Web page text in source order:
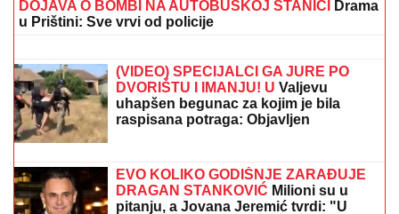
"UZNEMIREN SAM, BRAT MI JE
OKRUŽEN POŽARIMA"
u Deliblatskoj peščari: "SVI SU
EVAKUISANI", otkrio koje informacije
ima